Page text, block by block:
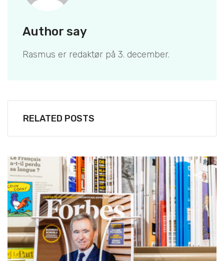
Author say
Rasmus er redaktør på 3. december.
RELATED POSTS